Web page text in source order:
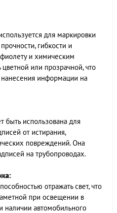
для маркировки
гибкости и
и химическим
или прозрачной, что
информации на
быть использована для
от истирания,
повреждений. Она
на трубопроводах.
отражать свет, что
при освещении в
наличии автомобильного